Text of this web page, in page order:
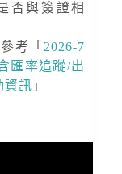
否與簽證相
參考「2026-7
匯率追蹤/出
資訊 」